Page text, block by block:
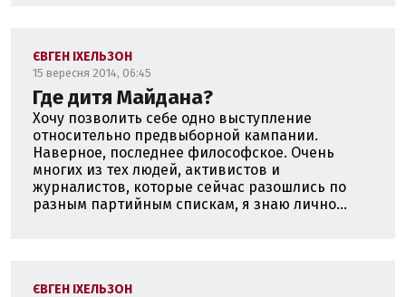
ЄВГЕН ІХЕЛЬЗОН
15 вересня 2014, 06:45
Где дитя Майдана?
Хочу позволить себе одно выступление
относительно предвыборной кампании.
Наверное, последнее философское. Очень
многих из тех людей, активистов и
журналистов, которые сейчас разошлись по
разным партийным спискам, я знаю лично...
ЄВГЕН ІХЕЛЬЗОН